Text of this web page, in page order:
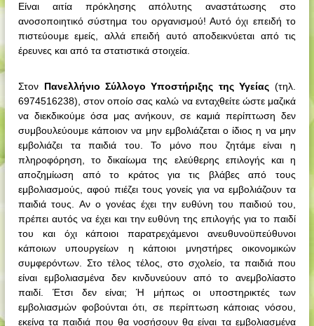
Είναι αιτία πρόκλησης απόλυτης αναστάτωσης στο
ανοσοποιητικό σύστημα του οργανισμού! Αυτό όχι επειδή το
πιστεύουμε εμείς, αλλά επειδή αυτό αποδεικνύεται από τις
έρευνες και από τα στατιστικά στοιχεία.
Στον Πανελλήνιο Σύλλογο Υποστήριξης της Υγείας (τηλ.
6974516238), στον οποίο σας καλώ να ενταχθείτε ώστε μαζικά
να διεκδικούμε όσα μας ανήκουν, σε καμιά περίπτωση δεν
συμβουλεύουμε κάποιον να μην εμβολιάζεται ο ίδιος η να μην
εμβολιάζει τα παιδιά του. Το μόνο που ζητάμε είναι η
πληροφόρηση, το δικαίωμα της ελεύθερης επιλογής και η
αποζημίωση από το κράτος για τις βλάβες από τους
εμβολιασμούς, αφού πιέζει τους γονείς για να εμβολιάζουν τα
παιδιά τους. Αν ο γονέας έχει την ευθύνη του παιδιού του,
πρέπει αυτός να έχει και την ευθύνη της επιλογής για το παιδί
του και όχι κάποιοι παρατρεχάμενοι ανευθυνοϋπεύθυνοι
κάποιων υπουργείων η κάποιοι μνηστήρες οικονομικών
συμφερόντων. Στο τέλος τέλος, στο σχολείο, τα παιδιά που
είναι εμβολιασμένα δεν κινδυνεύουν από το ανεμβολίαστο
παιδί. Έτσι δεν είναι; Ή μήπως οι υποστηρικτές των
εμβολιασμών φοβούνται ότι, σε περίπτωση κάποιας νόσου,
εκείνα τα παιδιά που θα νοσήσουν θα είναι τα εμβολιασμένα